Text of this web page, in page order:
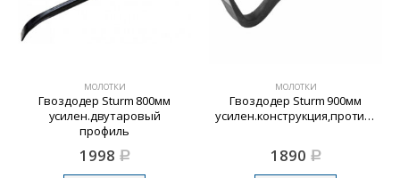
МОЛОТКИ
Гвоздодер Sturm 800мм
усилен.двутаровый
профиль
1998 Р
МОЛОТКИ
Гвоздодер Sturm 900мм
усилен.конструкция,противоскольз.покрыт.
1890 Р